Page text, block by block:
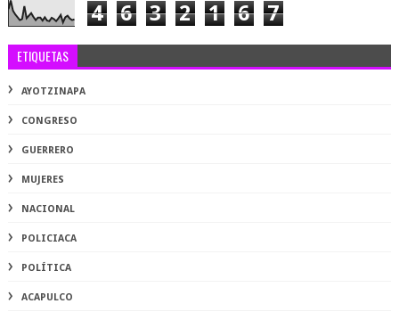
4 6 3 2 1 6 7
ETIQUETAS
AYOTZINAPA
CONGRESO
GUERRERO
MUJERES
NACIONAL
POLICIACA
POLÍTICA
ACAPULCO